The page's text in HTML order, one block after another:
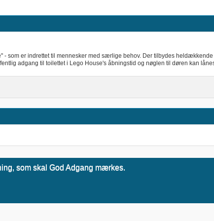
- som er indrettet til mennesker med særlige behov. Der tilbydes
adgang til toilettet i Lego House's åbningstid og nøglen til døren kan
som skal God Adgang mærkes.